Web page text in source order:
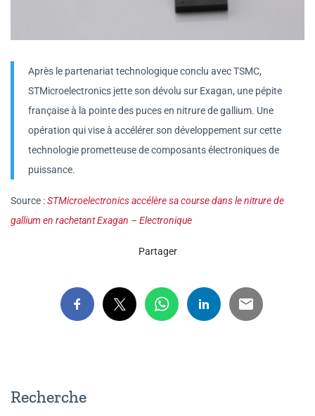
Après le partenariat technologique conclu avec TSMC,
STMicroelectronics jette son dévolu sur Exagan, une pépite
française à la pointe des puces en nitrure de gallium. Une
opération qui vise à accélérer son développement sur cette
technologie prometteuse de composants électroniques de
puissance.
Source :STMicroelectronics accélère sa course dans le nitrure de
gallium en rachetant Exagan – Electronique
Partager
Recherche